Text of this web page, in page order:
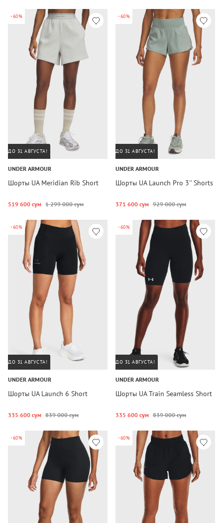
-60%
ДО 31 АВГУСТА!
UNDER ARMOUR
Шорты UA Meridian Rib Short
519 600 сум 1 299 000 сум
-60%
ДО 31 АВГУСТА!
UNDER ARMOUR
Шорты UA Launch Pro 3'' Shorts
371 600 сум 929 000 сум
-60%
ДО 31 АВГУСТА!
UNDER ARMOUR
Шорты UA Launch 6 Short
335 600 сум 839 000 сум
-60%
ДО 31 АВГУСТА!
UNDER ARMOUR
Шорты UA Train Seamless Short
335 600 сум 839 000 сум
-60% -60%